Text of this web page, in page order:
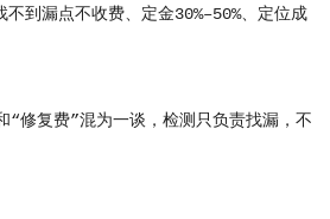
漏点不收费、定金30%–50%、定位成
复费”混为一谈，检测只负责找漏，不